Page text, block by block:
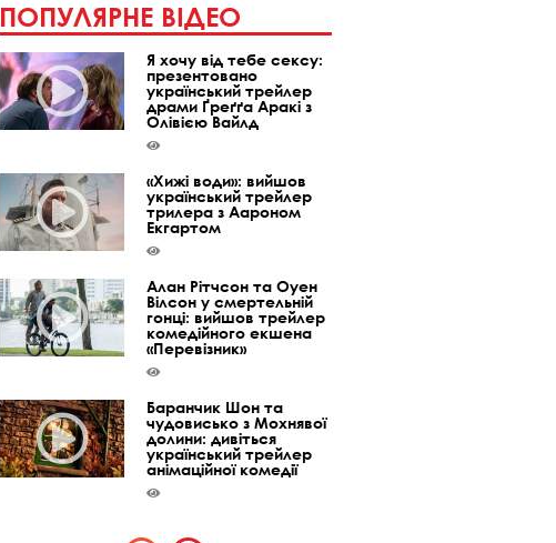
ПОПУЛЯРНЕ ВІДЕО
Я хочу від тебе сексу:
презентовано
український трейлер
драми Ґреґґа Аракі з
Олівією Вайлд
«Хижі води»: вийшов
український трейлер
трилера з Аароном
Екгартом
Алан Рітчсон та Оуен
Вілсон у смертельній
гонці: вийшов трейлер
комедійного екшена
«Перевізник»
Баранчик Шон та
чудовисько з Мохнявої
долини: дивіться
український трейлер
анімаційної комедії